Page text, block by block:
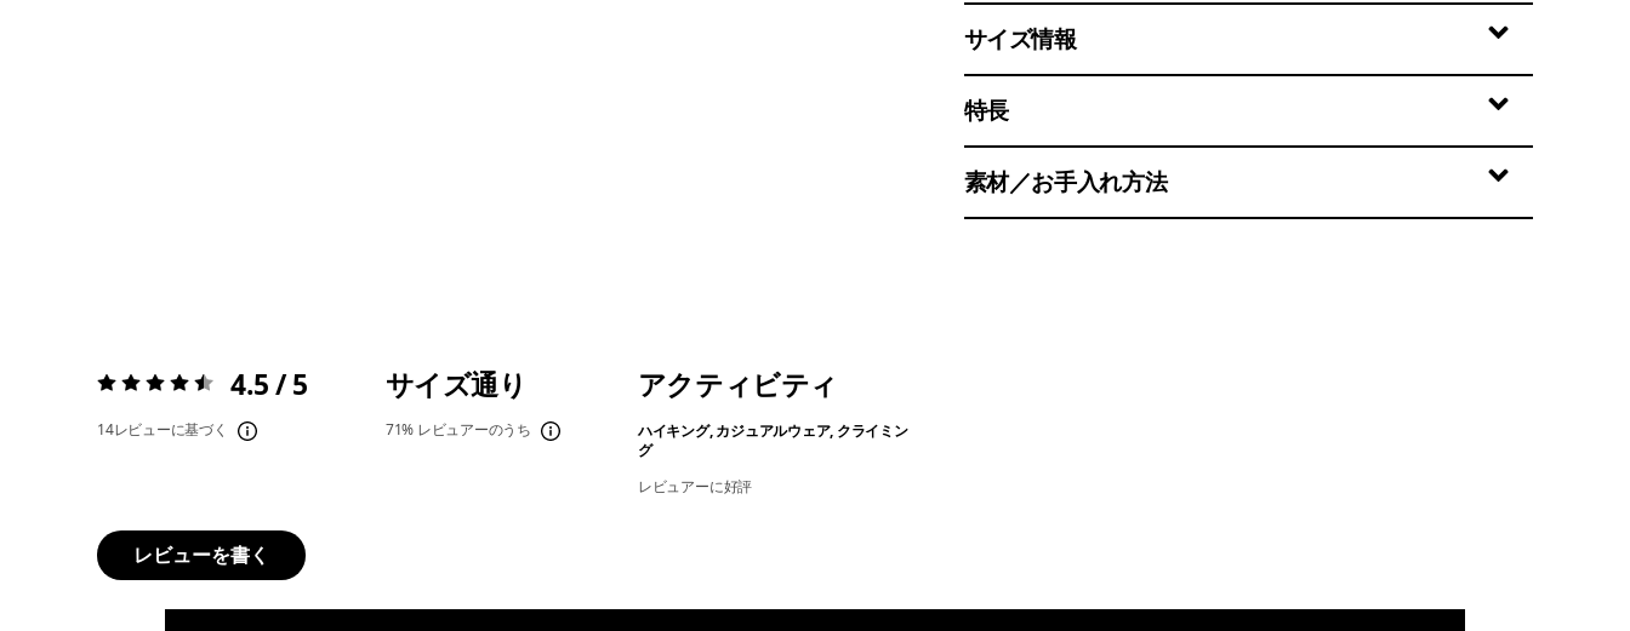
サイズ情報
特長
素材／お手入れ方法
評価:4.5 / 5 4.5 / 5
14レビューに基づく
サイズ通り
71% レビュアーのうち
アクティビティ
ハイキング, カジュアルウェア, クライミン
グ
レビュアーに好評
レビューを書く